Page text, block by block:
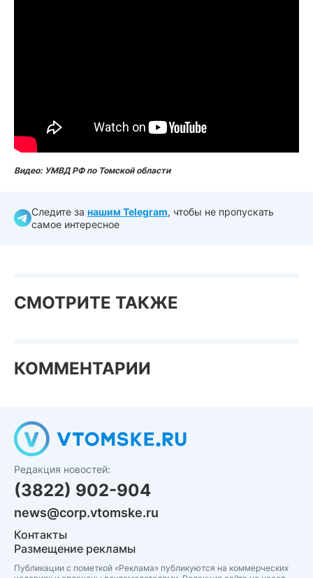
Видео: УМВД РФ по Томской области
Следите за нашим Telegram, чтобы не пропускать
самое интересное
СМОТРИТЕ ТАКЖЕ
КОММЕНТАРИИ
Редакция новостей:
(3822) 902-904
news@corp.vtomske.ru
Контакты
Размещение рекламы
Публикации с пометкой «Реклама» публикуются на коммерческих